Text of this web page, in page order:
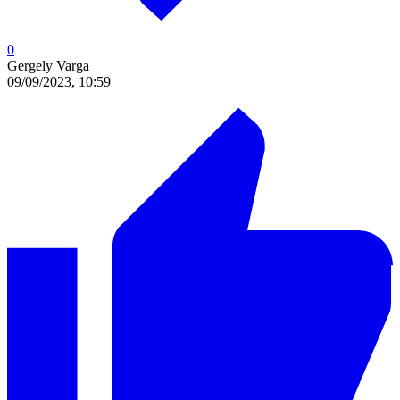
0
Gergely Varga
09/09/2023, 10:59